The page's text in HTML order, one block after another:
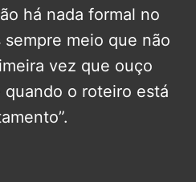
há nada formal no
sempre meio que não
vez que ouço
quando o roteiro está